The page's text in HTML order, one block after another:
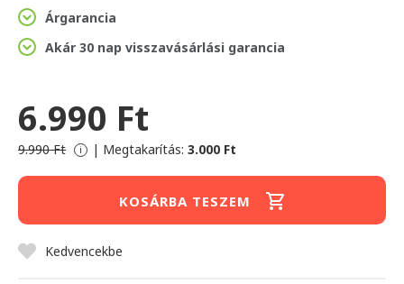
Árgarancia
Akár 30 nap visszavásárlási garancia
6.990 Ft
9.990 Ft i | Megtakarítás: 3.000 Ft
KOSÁRBA TESZEM
Kedvencekbe